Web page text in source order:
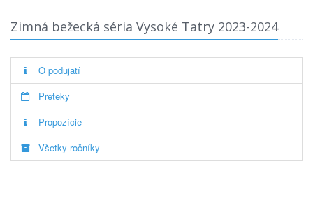
Zimná bežecká séria Vysoké Tatry 2023-2024
O podujatí
Preteky
Propozície
Všetky ročníky